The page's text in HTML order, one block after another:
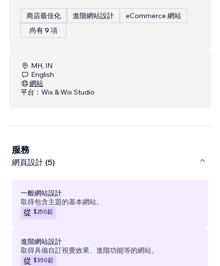
商店最佳化 進階網站設計
eCommerce 網站
尚有 9 項
MH, IN
English
網站
平台： Wix & Wix Studio
服務
網頁設計 (5)
一般網站設計
取得包含主題的基本網站。
從 $250起
進階網站設計
取得具備自訂視覺效果、進階功能等的網站。
從 $350起